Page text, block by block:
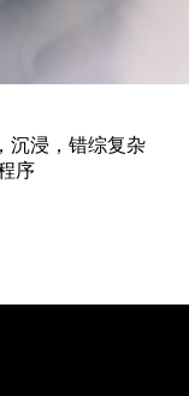
沉浸，错综复杂
序